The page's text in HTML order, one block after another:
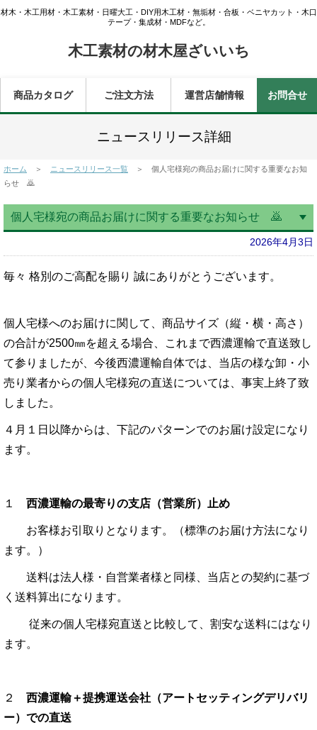
材木・木工用材・木工素材・日曜大工・DIY用木工材・無垢材・合板・ベニヤカット・木口
テープ・集成材・MDFなど。
木工素材の材木屋ざいいち
商品カタログ ご注文方法 運営店舗情報 お問合せ
ニュースリリース詳細
ホーム ＞ ニュースリリース一覧 ＞ 個人宅様宛の商品お届けに関する重要なお知
らせ 🙇
個人宅様宛の商品お届けに関する重要なお知らせ 🙇
2026年4月3日
毎々 格別のご高配を賜り 誠にありがとうございます。
個人宅様へのお届けに関して、商品サイズ（縦・横・高さ）
の合計が2500㎜を超える場合、
これまで西濃運輸で直送致し
て参りましたが、今後西濃運輸自体では、当店の様な卸・小
売り業者からの個人宅様宛の直送については、事実上終了致
しました。
４月１日以降からは、下記のパターンでのお届け設定になり
ます。
１ 西濃運輸の最寄りの支店（営業所）止め
お客様お引取りとなります。（標準のお届け方法になり
ます。）
送料は法人様・自営業者様と同様、当店との契約に基づ
く送料算出になり ます。
従来の個人宅様宛直送と比較して、割安な送料にはなり
ます。
２ 西濃運輸＋提携運送会社（アートセッティングデリバリ
ー）での直送